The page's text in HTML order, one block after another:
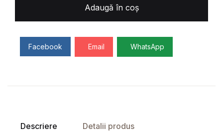
Adaugă în coș
Facebook Email WhatsApp
Descriere Detalii produs